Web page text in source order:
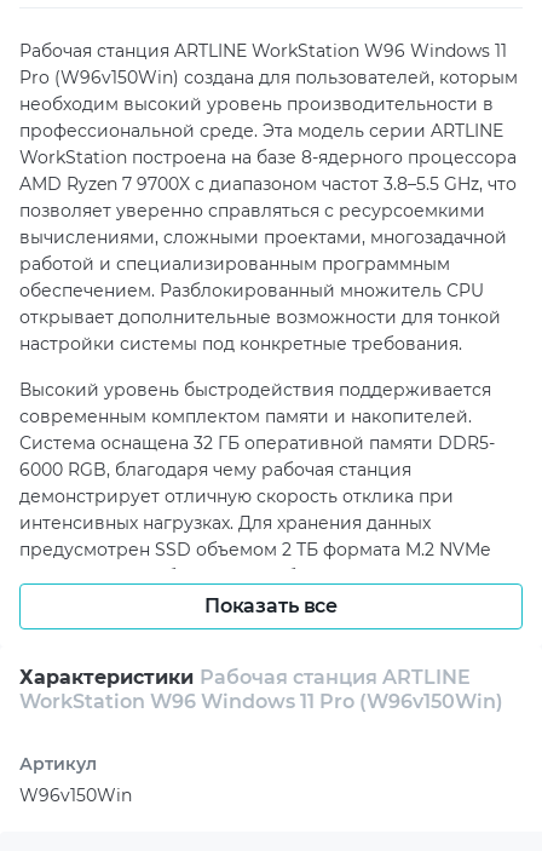
Техническая поддержка Консультация
Рабочая станция ARTLINE WorkStation W96 Windows 11
Pro (W96v150Win) создана для пользователей, которым
необходим высокий уровень производительности в
профессиональной среде. Эта модель серии ARTLINE
WorkStation построена на базе 8-ядерного процессора
AMD Ryzen 7 9700X с диапазоном частот 3.8–5.5 GHz, что
позволяет уверенно справляться с ресурсоемкими
вычислениями, сложными проектами, многозадачной
работой и специализированным программным
обеспечением. Разблокированный множитель CPU
открывает дополнительные возможности для тонкой
настройки системы под конкретные требования.
Высокий уровень быстродействия поддерживается
современным комплектом памяти и накопителей.
Система оснащена 32 ГБ оперативной памяти DDR5-
6000 RGB, благодаря чему рабочая станция
демонстрирует отличную скорость отклика при
интенсивных нагрузках. Для хранения данных
предусмотрен SSD объемом 2 ТБ формата M.2 NVMe
Gen4, который обеспечивает быструю загрузку
операционной системы, приложений и рабочих
файлов. Такой набор особенно актуален для
графикой, моделированием и профессиональными
пакетами.
Одним из ключевых достоинств ARTLINE WorkStation
подсистема NVIDIA RTX PRO 4500 с 32 ГБ видеопамяти.
Показать все
Характеристики Рабочая станция ARTLINE
WorkStation W96 Windows 11 Pro (W96v150Win)
Артикул
W96v150Win